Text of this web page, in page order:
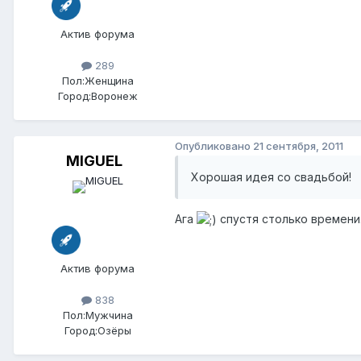
Актив форума
289
Пол:Женщина
Город:Воронеж
MIGUEL
Актив форума
838
Пол:Мужчина
Город:Озёры
Опубликовано 21 сентября, 2011
Хорошая идея со свадьбой!
Ага спустя столько